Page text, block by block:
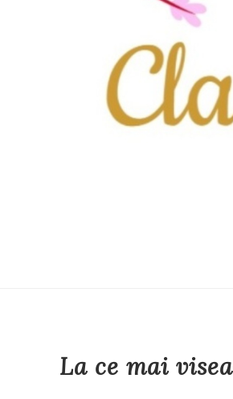
La ce mai